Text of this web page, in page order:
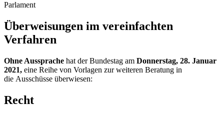
Parlament
Überweisungen im vereinfachten
Verfahren
Ohne Aussprache hat der Bundestag am Donnerstag, 28. Januar
2021, eine Reihe von Vorlagen zur weiteren Beratung in
die Ausschüsse überwiesen:
Recht